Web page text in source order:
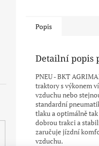
Popis
Detailní popis
PNEU - BKT
traktory s výkonem
vzduchu nebo
standardní
tlaku a optimálně
dobrou trakci a
zaručuje jízdní
vzduchu.